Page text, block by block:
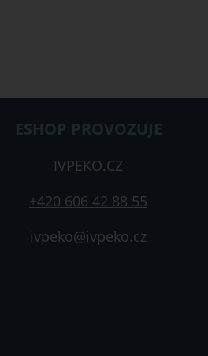
ESHOP PROVOZUJE
IVPEKO.CZ
+420 606 42 88 55
ivpeko@ivpeko.cz